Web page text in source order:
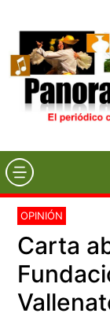
OPINIÓN
Carta